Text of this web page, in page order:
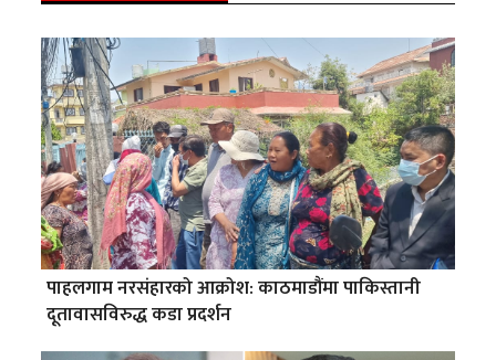
पाहलगाम नरसंहारको आक्रोश: काठमाडौंमा पाकिस्तानी
दूतावासविरुद्ध कडा प्रदर्शन